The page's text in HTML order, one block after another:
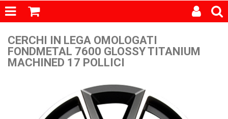
CERCHI IN LEGA OMOLOGATI
FONDMETAL 7600 GLOSSY TITANIUM
MACHINED 17 POLLICI